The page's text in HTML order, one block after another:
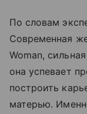
По словам
Современная
Woman,
она успевает
построить
матерью.